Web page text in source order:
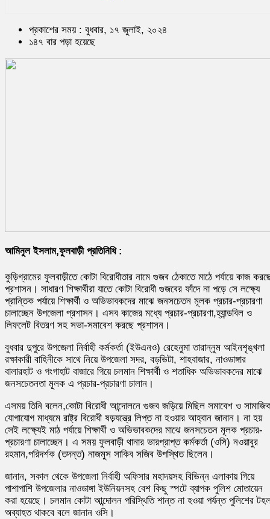
প্রকাশের সময় : বুধবার, ১৭ জুলাই, ২০২৪
১৪৭ বার পড়া হয়েছে
আমিনুল ইসলাম,ফুলবাড়ী প্রতিনিধি :
কুড়িগ্রামের ফুলবাড়ীতে কোটা বিরোধীতার নামে গুজব ঠেকাতে মাঠে পর্যায়ে কাজ
প্রশাসন। সাধারণ শিক্ষার্থীরা যাতে কোটা বিরোধী গুজবের ফাঁদে না পড়ে সে লক্ষ্যে
প্রান্তিক পর্যায়ে শিক্ষার্থী ও অভিভাবকদের মাঝে জনসচেতন মূলক প্রচার-প্রচারণা
চালাচ্ছেন উপজেলা প্রশাসন। এসব কাজের মধ্যে প্রচার-প্রচারণা,হ্যান্ডবিল ও
লিফলেট বিতরণ সহ সভা-সমাবেশ করছে প্রশাসন।
বুধবার দুপুরে উপজেলা নির্বাহী কর্মকর্তা (ইউএনও) রেহেনুমা তারান্নুম আইনশৃঙ্খলা
রক্ষাকারী বাহিনীকে সাথে নিয়ে উপজেলা সদর, বড়ভিটা, শাহবাজার, নাওডাঙ্গার
বালারহাট ও গংগাহাট বাজারে গিয়ে চলমান শিক্ষার্থী ও শতাধিক অভিভাবকদের মাঝে
জনসচেতনতা মূলক এ প্রচার-প্রচারণা চালান।
এসময় তিনি বলেন,কোটা বিরোধী আন্দোলনে গুজব জড়িয়ে মিছিল সমাবেশ ও
যোগাযোগ মাধ্যমে রাষ্ট্র বিরোধী ষড়যন্ত্রে লিপ্ত না হওয়ার আহ্বান জানান। না হয়
সেই লক্ষ্যেই মাঠ পর্যায়ে শিক্ষার্থী ও অভিভাবকদের মাঝে জনসচেতন মূলক প্রচার-
প্রচারণা চালাচ্ছেন। এ সময় ফুলবাড়ী থানার ভারপ্রাপ্ত কর্মকর্তা (ওসি) নওয়াবুর
রহমান,পরিদর্শক (তদন্ত) নাজমুস সাকিব সজিব উপস্থিত ছিলেন।
জানান, সকাল থেকে উপজেলা নির্বাহী অফিসার মহাদয়সহ বিভিন্ন এলাকায় গিয়ে
পাশাপাশি উপজেলার নাওডাঙ্গা ইউনিয়নসহ বেশ কিছু স্পটে ব্যাপক পুলিশ মোতায়েন
করা হয়েছে। চলমান কোটা আন্দোলন পরিস্থিতি শান্ত না হওয়া পর্যন্ত পুলিশের
অব্যাহত থাকবে বলে জানান ওসি।